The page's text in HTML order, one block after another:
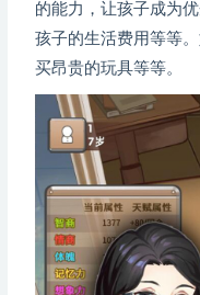
的能力，让孩子成为
孩子的生活费用等等
买昂贵的玩具等等。